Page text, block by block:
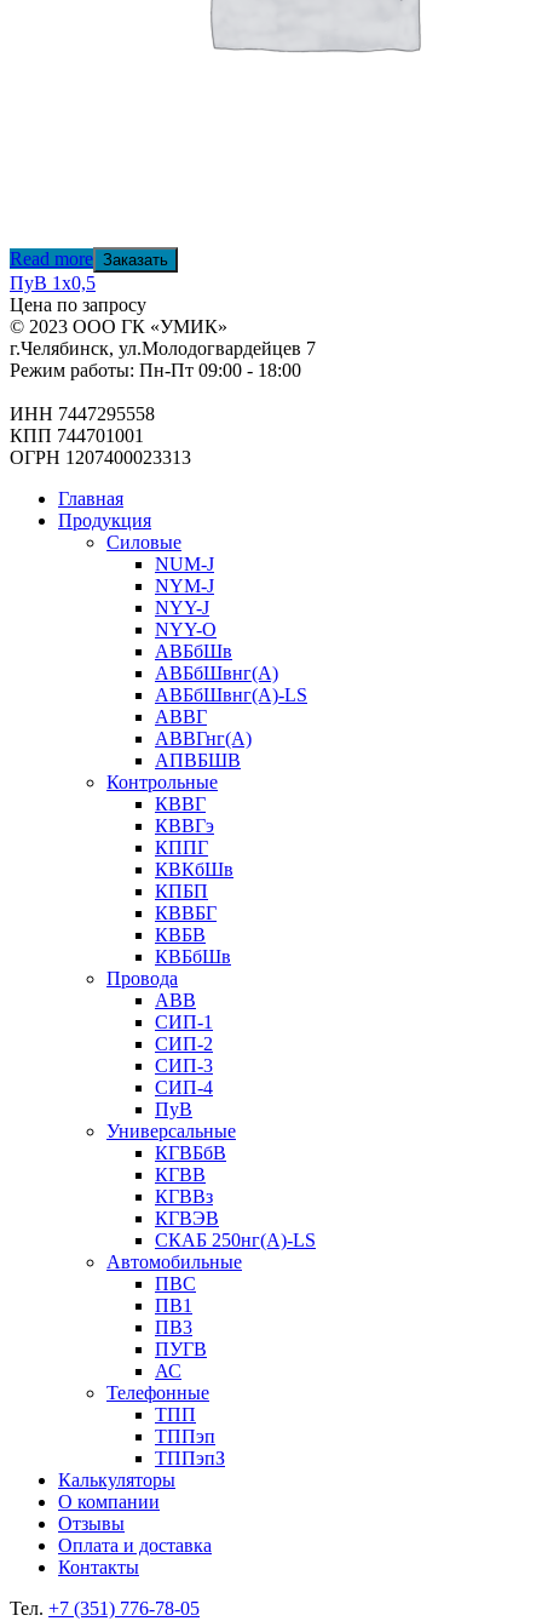
Read more Заказать
ПуВ 1х0,5
Цена по запросу
© 2023 ООО ГК «УМИК»
г.Челябинск, ул.Молодогвардейцев 7
Режим работы: Пн-Пт 09:00 - 18:00
ИНН 7447295558
КПП 744701001
ОГРН 1207400023313
Главная
Продукция
Силовые
NUM-J
NYM-J
NYY-J
NYY-O
АВБбШв
АВБбШвнг(А)
АВБбШвнг(А)-LS
АВВГ
АВВГнг(А)
АПВБШВ
Контрольные
КВВГ
КВВГэ
КППГ
КВКбШв
КПБП
КВВБГ
КВБВ
КВБбШв
Провода
АВВ
СИП-1
СИП-2
СИП-3
СИП-4
ПуВ
Универсальные
КГВБбВ
КГВВ
КГВВз
КГВЭВ
СКАБ 250нг(А)-LS
Автомобильные
ПВС
ПВ1
ПВ3
ПУГВ
АС
Телефонные
ТПП
ТППэп
ТППэпЗ
Калькуляторы
О компании
Отзывы
Оплата и доставка
Контакты
Тел. +7 (351) 776-78-05